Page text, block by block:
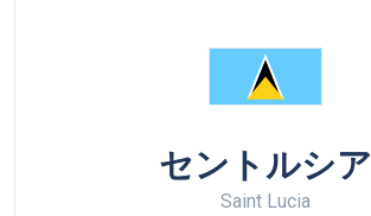
セントルシア
Saint Lucia